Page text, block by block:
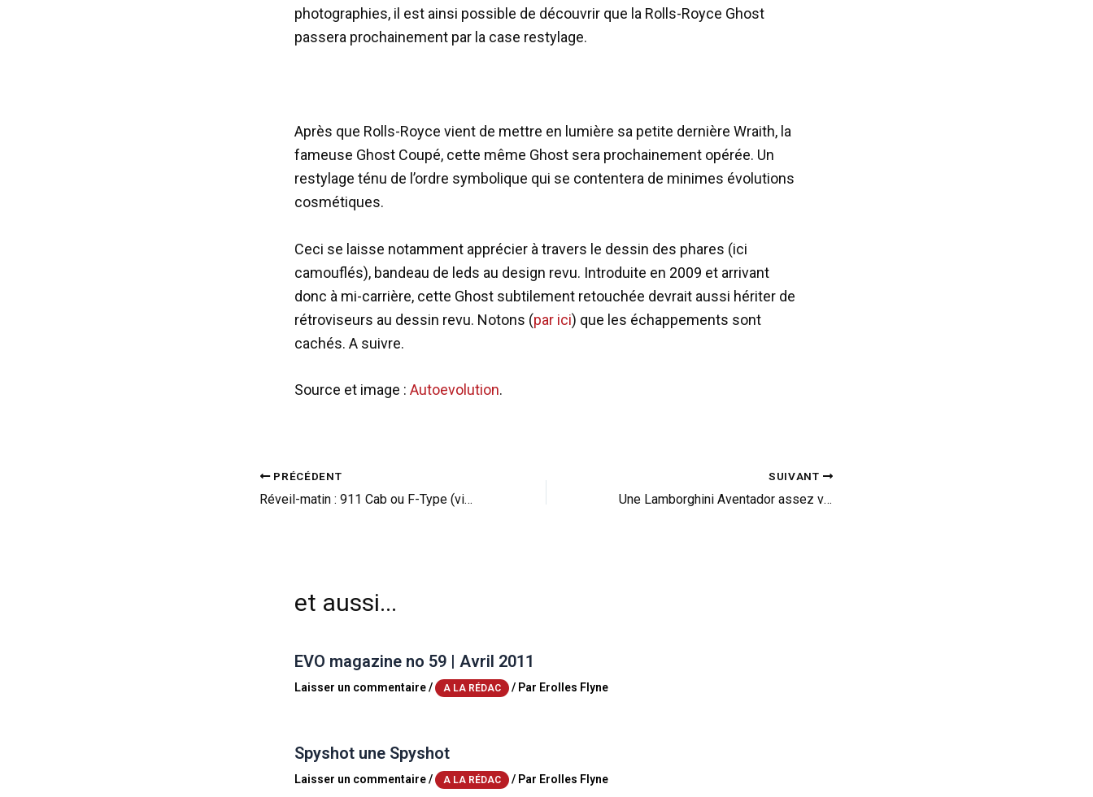
photographies, il est ainsi possible de découvrir que la Rolls-Royce Ghost
passera prochainement par la case restylage.
Après que Rolls-Royce vient de mettre en lumière sa petite dernière Wraith, la
fameuse Ghost Coupé, cette même Ghost sera prochainement opérée. Un
restylage ténu de l’ordre symbolique qui se contentera de minimes évolutions
cosmétiques.
Ceci se laisse notamment apprécier à travers le dessin des phares (ici
camouflés), bandeau de leds au design revu. Introduite en 2009 et arrivant
donc à mi-carrière, cette Ghost subtilement retouchée devrait aussi hériter de
rétroviseurs au dessin revu. Notons (par ici) que les échappements sont
cachés. A suivre.
Source et image : Autoevolution.
PRÉCÉDENT
Réveil-matin : 911 Cab ou F-Type (vid) ?
SUIVANT
Une Lamborghini Aventador assez voyante (vid
et aussi...
EVO magazine no 59 | Avril 2011
Laisser un commentaire/ A LA RÉDAC / Par Erolles Flyne
Spyshot une Spyshot
Laisser un commentaire/ A LA RÉDAC / Par Erolles Flyne